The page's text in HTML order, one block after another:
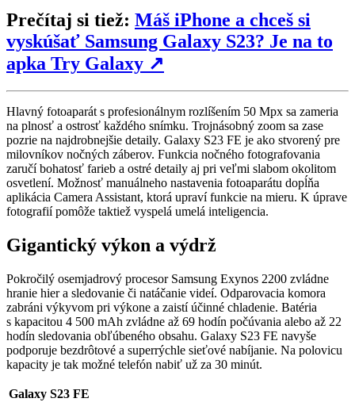
Prečítaj si tiež: Máš iPhone a chceš si
vyskúšať Samsung Galaxy S23? Je na to
apka Try Galaxy ↗
Hlavný fotoaparát s profesionálnym rozlíšením 50 Mpx sa zameria
na plnosť a ostrosť každého snímku. Trojnásobný zoom sa zase
pozrie na najdrobnejšie detaily. Galaxy S23 FE je ako stvorený pre
milovníkov nočných záberov. Funkcia nočného fotografovania
zaručí bohatosť farieb a ostré detaily aj pri veľmi slabom okolitom
osvetlení. Možnosť manuálneho nastavenia fotoaparátu dopĺňa
aplikácia Camera Assistant, ktorá upraví funkcie na mieru. K úprave
fotografií pomôže taktiež vyspelá umelá inteligencia.
Gigantický výkon a výdrž
Pokročilý osemjadrový procesor Samsung Exynos 2200 zvládne
hranie hier a sledovanie či natáčanie videí. Odparovacia komora
zabráni výkyvom pri výkone a zaistí účinné chladenie. Batéria
s kapacitou 4 500 mAh zvládne až 69 hodín počúvania alebo až 22
hodín sledovania obľúbeného obsahu. Galaxy S23 FE navyše
podporuje bezdrôtové a superrýchle sieťové nabíjanie. Na polovicu
kapacity je tak možné telefón nabiť už za 30 minút.
Galaxy S23 FE